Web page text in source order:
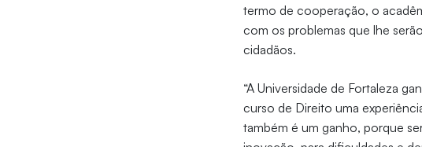
termo de cooperação, o
com os problemas que lhe
cidadãos.
“A Universidade de Fortaleza
curso de Direito uma
também é um ganho, porque